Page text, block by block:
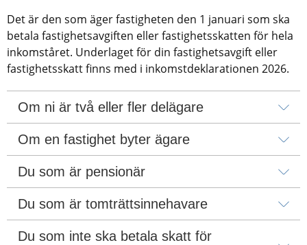
Det är den som äger fastigheten den 1 januari som ska
betala fastighetsavgiften eller fastighetsskatten för hela
inkomståret. Underlaget för din fastighetsavgift eller
fastighetsskatt finns med i inkomstdeklarationen 2026.
Om ni är två eller fler delägare
Om en fastighet byter ägare
Du som är pensionär
Du som är tomträttsinnehavare
Du som inte ska betala skatt för